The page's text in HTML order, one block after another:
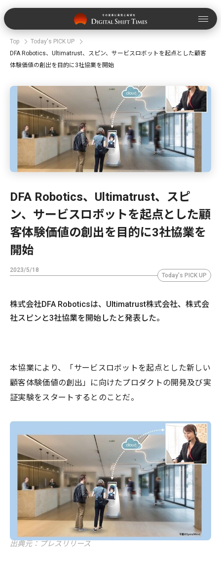
Top
Today's PICK UP
DFA Robotics、Ultimatrust、スピン、サービスロボットを起点とした顧客
体験価値の創出を目的に3社協業を開始
DFA Robotics、Ultimatrust、スピ
ン、サービスロボットを起点とした顧
客体験価値の創出を目的に3社協業を
開始
2023/5/18
Today's PICK UP
株式会社DFA Roboticsは、Ultimatrust株式会社、株式会
社スピンと3社協業を開始したと発表した。
本協業により、「サービスロボットを起点とした新しい
顧客体験価値の創出」に向けたプロダクトの開発及び実
証実験をスタートするとのことだ。
出典元：プレスリリース